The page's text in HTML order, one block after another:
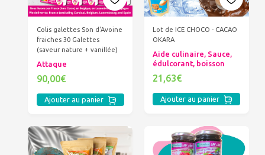
Colis galettes Son d'Avoine
fraiches 30 Galettes
(saveur nature + vanillée)
Attaque
90,00€
Ajouter au panier
Lot de ICE CHOCO - CACAO
OKARA
Aide culinaire, Sauce,
édulcorant, boisson
21,63€
Ajouter au panier